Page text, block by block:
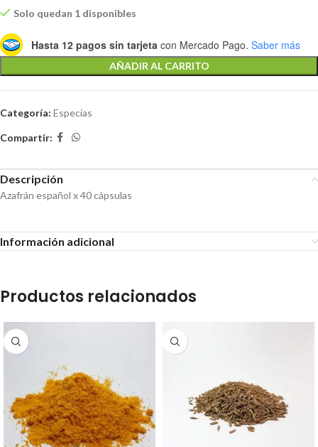
Solo quedan 1 disponibles
Hasta 12 pagos sin tarjeta con Mercado Pago. Saber más
AÑADIR AL CARRITO
Categoría: Especias
Compartir:
Descripción
Azafrán español x 40 cápsulas
Información adicional
Productos relacionados